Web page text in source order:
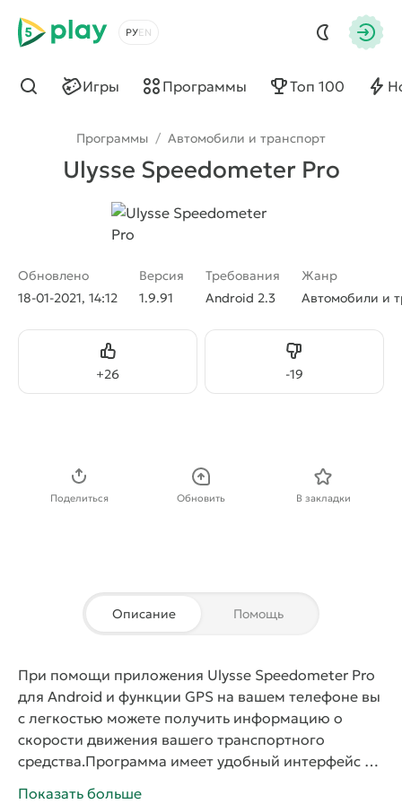
5play
Выбрать язык
Игры Программы Топ 100
Найти
Программы / Автомобили и транспорт
Ulysse Speedometer Pro
Обновлено
18-01-2021, 14:12
Версия
1.9.91
Требования
Android 2.3
Жанр
Автомобили и
+26
Нравится -19
Не нравится
Поделиться Обновить В закладки
Описание Помощь
При помощи приложения Ulysse Speedometer Pro
для Android и функции GPS на вашем телефоне вы
с легкостью можете получить информацию о
скорости движения вашего транспортного
средства.Программа имеет удобный интерфейс и
Показать больше